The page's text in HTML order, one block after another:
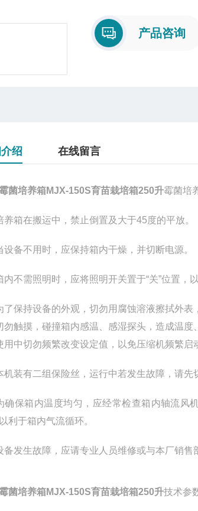
产品咨询
绍 在线留言
菌培养箱MJX-150S育苗栽培箱250升霉菌培
养箱在搬运中，禁止倒置及大于45度的平放。
设备不用时，应保持箱内干燥，并切断电源。
内不需照明时，应将照明开关置于“关”位置，
了保持设备的外观，切勿用腐蚀溶液擦拭外表
勿触摸，碰撞箱内感温、感湿探头，造成温度
用中切勿频繁改变设定值，以免压缩机频繁启
机装有二组保险丝，运行中若发生故障，请先
确保箱内温度均匀，应经常检查箱内轴流风
利于箱内气流循环。
备发生故障，应请专业人员维修或与本厂销售
菌培养箱MJX-150S育苗栽培箱250升技术参